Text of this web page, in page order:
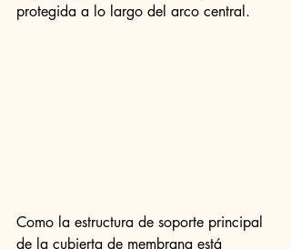
protegida a lo largo del arco central.
Como la estructura de soporte principal
de la cubierta de membrana está